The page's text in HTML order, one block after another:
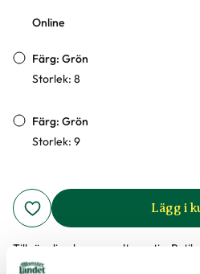
Online
Färg: Grön
Storlek: 8
Färg: Grön
Storlek: 9
Lägg i
Tillgängliga leveransalternativ:
PostNord Varubrev, PostNord